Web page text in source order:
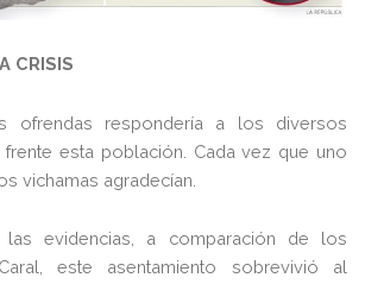
CRISIS
ofrendas respondería a los diversos
esta población. Cada vez que uno
vichamas agradecían.
evidencias, a comparación de los
este asentamiento sobrevivió al